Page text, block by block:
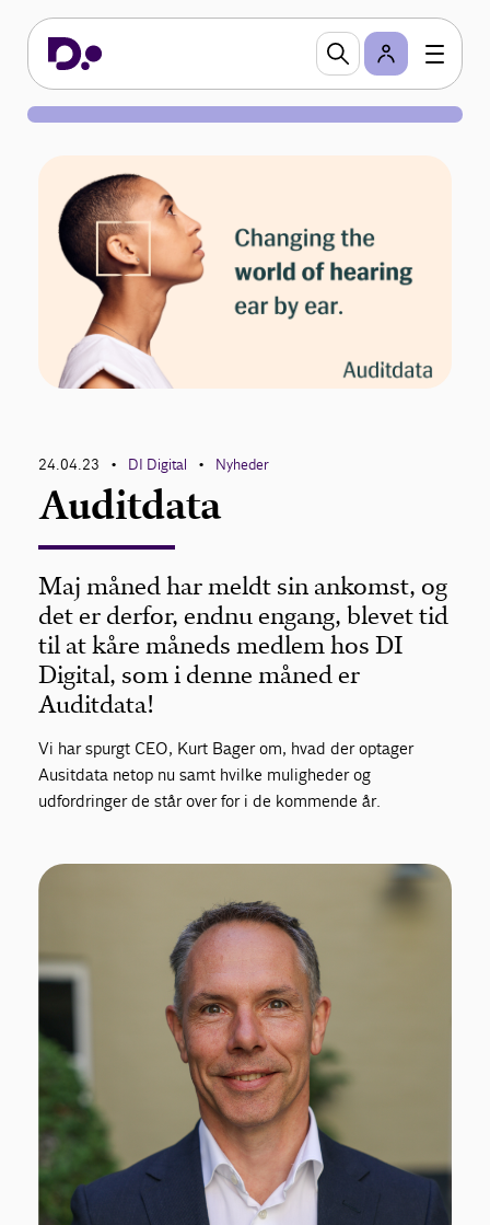
24.04.23 • DI Digital • Nyheder
Auditdata
Maj måned har meldt sin ankomst, og
det er derfor, endnu engang, blevet tid
til at kåre måneds medlem hos DI
Digital, som i denne måned er
Auditdata!
Vi har spurgt CEO, Kurt Bager om, hvad der optager
Ausitdata netop nu samt hvilke muligheder og
udfordringer de står over for i de kommende år.